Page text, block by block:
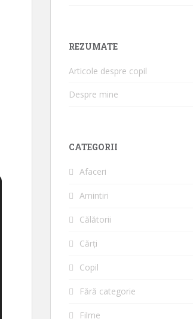
REZUMATE
Articole despre copil
Despre mine
CATEGORII
Afaceri
Amintiri
Călătorii
Cărți
Copil
Fără categorie
Filme